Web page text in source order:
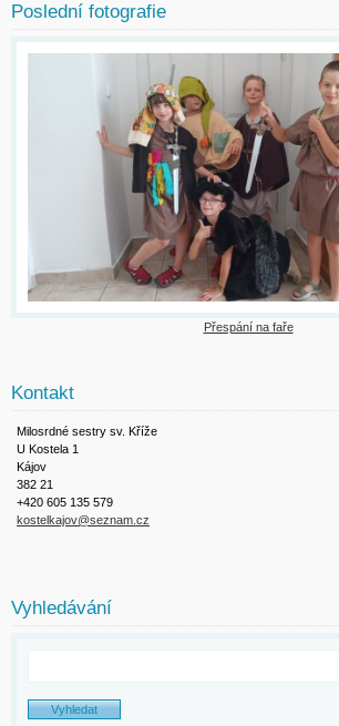
Poslední fotografie
Přespání na faře
Kontakt
Milosrdné sestry sv. Kříže
U Kostela 1
Kájov
382 21
+420 605 135 579
kostelkajov@seznam.cz
Vyhledávání